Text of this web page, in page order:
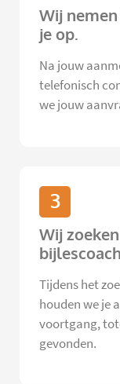
Wij
je op.
Na jouw
telefonisch
we jouw
3
Wij
Tijdens het
houden we je
voortgang,
gevonden.